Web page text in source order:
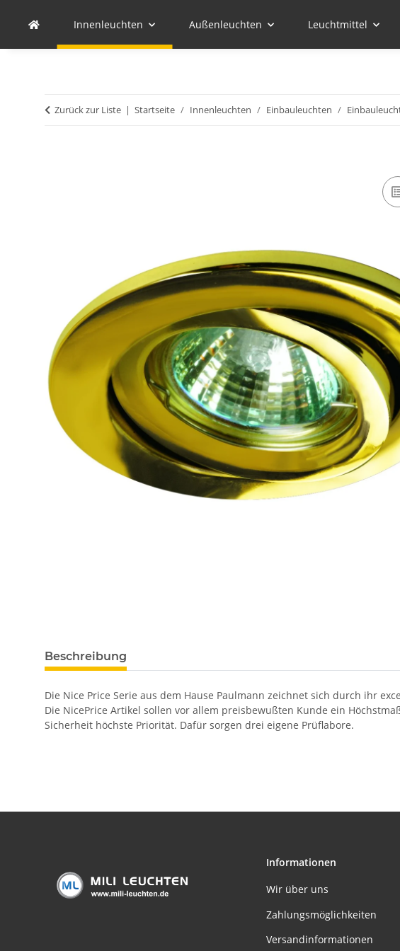
Innenleuchten Außenleuchten Leuchtmittel
Zurück zur Liste Startseite Innenleuchten Einbauleuchten
Beschreibung
Die Nice Price Serie aus dem Hause Paulmann zeichnet sich durch ihr
Die NicePrice Artikel sollen vor allem preisbewußten Kunde ein
Sicherheit höchste Priorität. Dafür sorgen drei eigene Prüflabore.
Informationen
Wir über uns
Zahlungsmöglichkeiten
Versandinformationen